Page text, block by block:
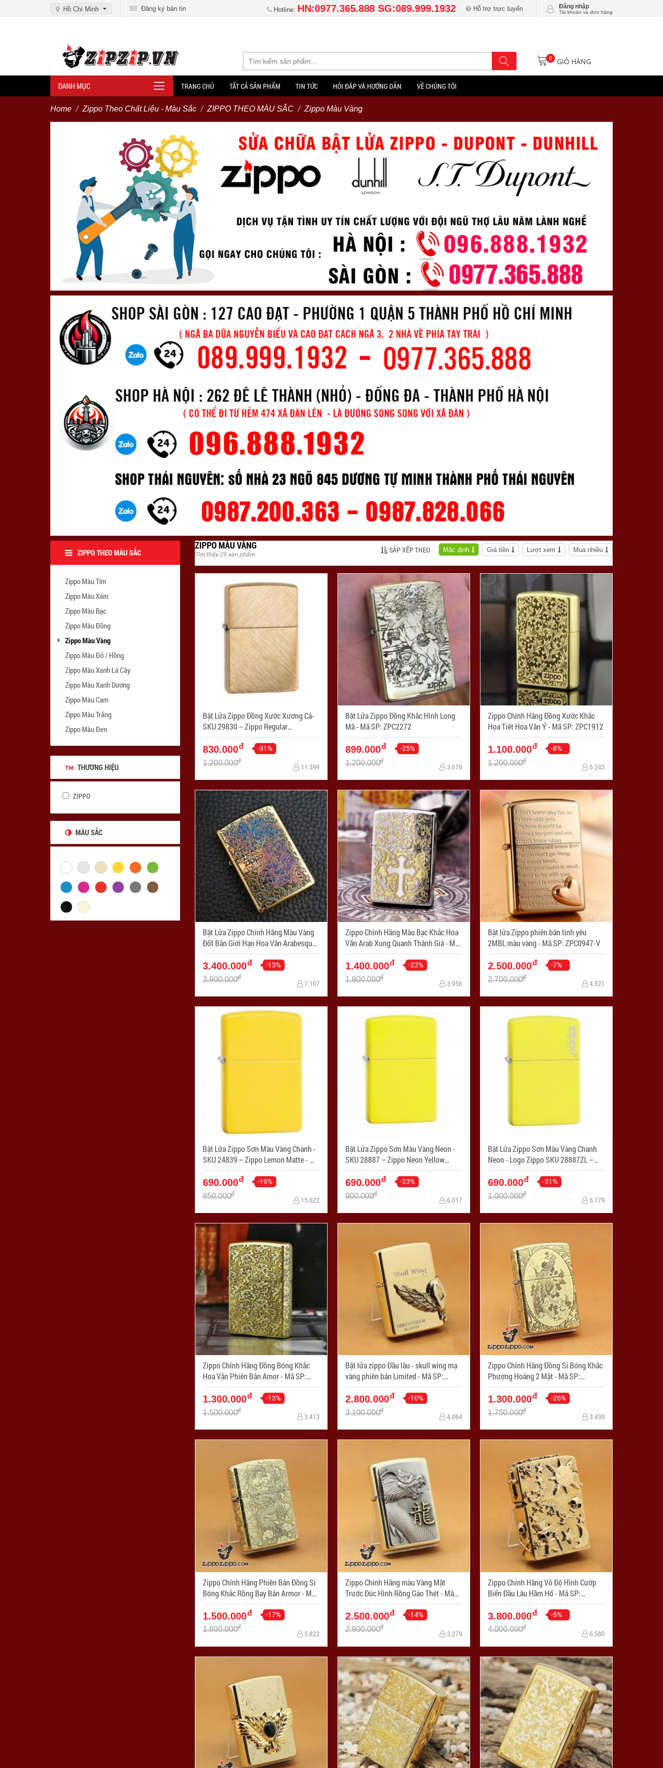
Hồ Chí Minh Đăng ký bản tin Hotline: HN:0977.365.888 SG:089.999.1932 Hỗ trợ trực tuyến Đăng nhập
Tài khoản và đơn hàng
0 GIỎ HÀNG
DANH MỤC TRANG CHỦ TẤT CẢ SẢN PHẨM TIN TỨC HỎI ĐÁP VÀ HƯỚNG DẪN VỀ CHÚNG TÔI
Home Zippo Theo Chất Liệu - Màu Sắc ZIPPO THEO MÀU SẮC Zippo Màu Vàng
ZIPPO MÀU VÀNG
Tìm thấy 25 sản phẩm SẮP XẾP THEO Mặc định Giá tiền Lượt xem Mua nhiều
Bật Lửa Zippo Đồng Xước Xương Cá-
SKU 29830 – Zippo Regular
Herringbone Sweep Brass - Mã SP:
ZPC2359
830.000đ -31%
1.200.000đ
11.399
Bật Lửa Zippo Đồng Khắc Hình Long
Mã - Mã SP: ZPC2272
899.000đ -25%
1.200.000đ
3.676
Zippo Chính Hãng Đồng Xước Khắc
Họa Tiêt Hoa Văn Ý - Mã SP: ZPC1912
1.100.000đ -8%
1.200.000đ
5.243
Bật Lửa Zippo Chính Hãng Màu Vàng
Đốt Bản Giới Hạn Hoa Văn Arabesque
2 Mặt - Mã SP: ZPC1950
3.400.000đ -13%
3.900.000đ
7.107
Zippo Chính Hãng Màu Bạc Khắc Hoa
Văn Arab Xung Quanh Thánh Giá - Mã
SP: ZPC1167-167
1.400.000đ -22%
1.800.000đ
3.956
Bật lửa Zippo phiên bản tình yêu
2MBL màu vàng - Mã SP: ZPC0947-V
2.500.000đ -7%
2.700.000đ
4.521
Bật Lửa Zippo Sơn Màu Vàng Chanh -
SKU 24839 – Zippo Lemon Matte - Mã
SP: ZPC1258
690.000đ -19%
850.000đ
15.622
Bật Lửa Zippo Sơn Màu Vàng Neon -
SKU 28887 – Zippo Neon Yellow
Matte - Mã SP: ZPC1256
690.000đ -23%
900.000đ
6.017
Bật Lửa Zippo Sơn Màu Vàng Chanh
Neon - Logo Zippo SKU 28887ZL –
Zippo Plain with Logo Neon Yellow
Matte - Mã SP: ZPC1254
690.000đ -31%
1.000.000đ
6.179
Zippo Chính Hãng Đồng Bóng Khắc
Hoa Văn Phiên Bản Amor - Mã SP:
ZPC1160-169
1.300.000đ -13%
1.500.000đ
3.413
Bật lửa zippo Đầu lâu - skull wing mạ
vàng phiên bản Limited - Mã SP:
ZPC1120
2.800.000đ -10%
3.100.000đ
4.064
Zippo Chính Hãng Đồng Si Bóng Khắc
Phượng Hoàng 2 Mặt - Mã SP:
ZPC1051
1.300.000đ -26%
1.750.000đ
3.439
Zippo Chính Hãng Phiên Bản Đồng Si
Bóng Khắc Rồng Bay Bản Armor - Mã
SP: ZPC1049-169
1.500.000đ -17%
1.800.000đ
5.822
Zippo Chính Hãng màu Vàng Mặt
Trước Đúc Hình Rồng Gào Thét - Mã
SP: ZPC1039
2.500.000đ -14%
2.900.000đ
3.279
Zippo Chính Hãng Vỏ Độ Hình Cướp
Biển Đầu Lâu Hầm Hố - Mã SP:
ZPC1032
3.800.000đ -5%
4.000.000đ
6.580
ZIPPO THEO MÀU SẮC
Zippo Màu Tím
Zippo Màu Xám
Zippo Màu Bạc
Zippo Màu Đồng
Zippo Màu Vàng
Zippo Màu Đỏ / Hồng
Zippo Màu Xanh Lá Cây
Zippo Màu Xanh Dương
Zippo Màu Cam
Zippo Màu Trắng
Zippo Màu Đen
THƯƠNG HIỆU
ZIPPO
MÀU SẮC